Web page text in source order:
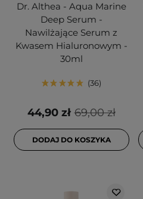
Dr. Althea - Aqua Marine
Deep Serum -
Nawilżające Serum z
Kwasem Hialuronowym -
30ml
36
69,00 zł
44,90 zł
DODAJ DO KOSZYKA